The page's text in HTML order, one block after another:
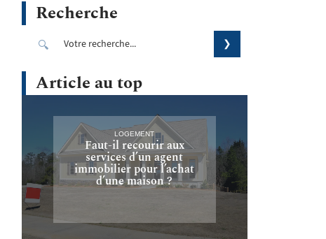
Recherche
Article au top
LOGEMENT
Faut-il recourir aux
services d’un agent
immobilier pour l’achat
d’une maison ?